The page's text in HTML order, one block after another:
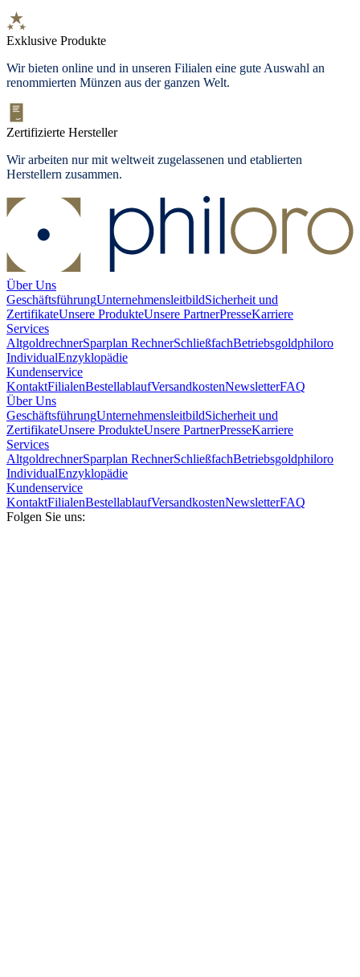
Exklusive Produkte
Wir bieten online und in unseren Filialen eine gute Auswahl an
renommierten Münzen aus der ganzen Welt.
Zertifizierte Hersteller
Wir arbeiten nur mit weltweit zugelassenen und etablierten
Herstellern zusammen.
Über Uns
GeschäftsführungUnternehmensleitbildSicherheit und
ZertifikateUnsere ProdukteUnsere PartnerPresseKarriere
Services
AltgoldrechnerSparplan RechnerSchließfachBetriebsgoldphiloro
IndividualEnzyklopädie
Kundenservice
KontaktFilialenBestellablaufVersandkostenNewsletterFAQ
Über Uns
GeschäftsführungUnternehmensleitbildSicherheit und
ZertifikateUnsere ProdukteUnsere PartnerPresseKarriere
Services
AltgoldrechnerSparplan RechnerSchließfachBetriebsgoldphiloro
IndividualEnzyklopädie
Kundenservice
KontaktFilialenBestellablaufVersandkostenNewsletterFAQ
Folgen Sie uns: